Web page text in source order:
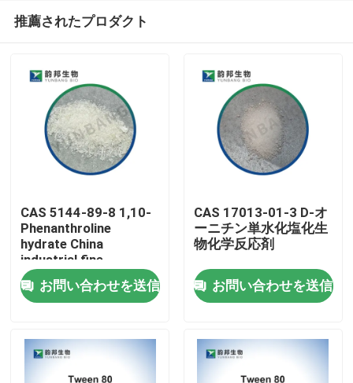
家
推薦されたプロダクト
CAS 5144-89-8 1,10-
Phenanthroline
hydrate China
industrial fine
chemicals factory
お問い合わせを送信
CAS 17013-01-3 D-オ
ーニチン単水化塩化生
物化学反応剤
お問い合わせを送信